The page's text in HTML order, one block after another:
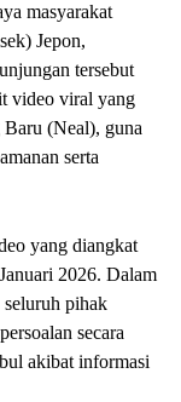
masyarakat
Jepon,
tersebut
video viral yang
(Neal), guna
serta
yang diangkat
2026. Dalam
seluruh pihak
secara
akibat informasi